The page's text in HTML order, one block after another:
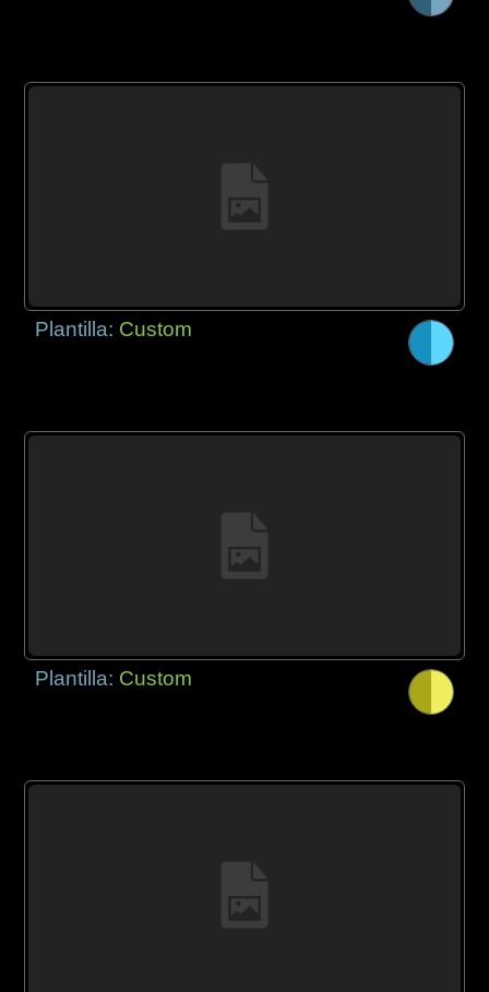
Plantilla: Custom
Plantilla: Custom